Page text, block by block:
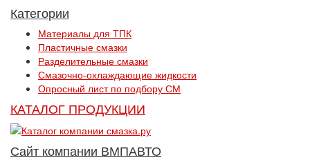
Категории
Материалы для ТПК
Пластичные смазки
Разделительные смазки
Смазочно-охлаждающие жидкости
Опросный лист по подбору СМ
КАТАЛОГ ПРОДУКЦИИ
Сайт компании ВМПАВТО